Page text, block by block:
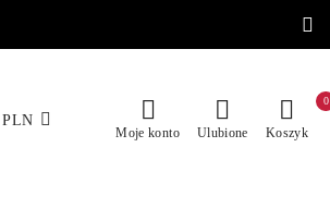
PLN
Moje konto Ulubione Koszyk
0